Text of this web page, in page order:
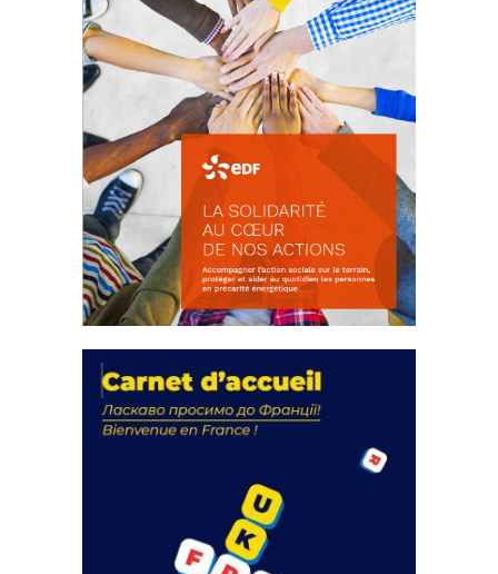
actions
18 septembre 2023
FEUILLETER